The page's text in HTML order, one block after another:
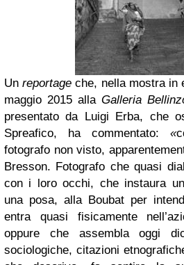
Unreportageche, nella mostra in
maggio 2015 alla Galleria
presentato da Luigi Erba, che
Spreafico, ha commentato: «
fotografo non visto,
Bresson. Fotografo che quasi
con i loro occhi, che instaura
una posa, alla Boubat per
entra quasi fisicamente
oppure che assembla oggi
sociologiche, citazioni